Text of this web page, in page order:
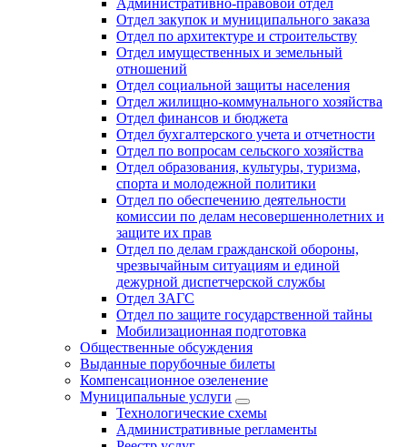
Административно-правовой отдел
Отдел закупок и муниципального заказа
Отдел по архитектуре и строительству
Отдел имущественных и земельный
отношений
Отдел социальной защиты населения
Отдел жилищно-коммунального хозяйства
Отдел финансов и бюджета
Отдел бухгалтерского учета и отчетности
Отдел по вопросам сельского хозяйства
Отдел образования, культуры, туризма,
спорта и молодежной политики
Отдел по обеспечению деятельности
комиссии по делам несовершеннолетних и
защите их прав
Отдел по делам гражданской обороны,
чрезвычайным ситуациям и единой
дежурной диспетчерской службы
Отдел ЗАГС
Отдел по защите государственной тайны
Мобилизационная подготовка
Общественные обсуждения
Выданные порубочные билеты
Компенсационное озеленение
Муниципальные услуги
Технологические схемы
Административные регламенты